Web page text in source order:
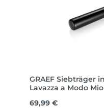
GRAEF Siebträger
Lavazza a Modo Mio
Regulärer Preis:
69,99 €